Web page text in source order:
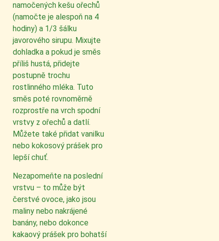
namočených kešu ořechů
(namočte je alespoň na 4
hodiny) a 1/3 šálku
javorového sirupu. Mixujte
dohladka a pokud je směs
příliš hustá, přidejte
postupně trochu
rostlinného mléka. Tuto
směs poté rovnoměrně
rozprostře na vrch spodní
vrstvy z ořechů a datlí.
Můžete také přidat vanilku
nebo kokosový prášek pro
lepší chuť.
Nezapomeňte na poslední
vrstvu – to může být
čerstvé ovoce, jako jsou
maliny nebo nakrájené
banány, nebo dokonce
kakaový prášek pro bohatší